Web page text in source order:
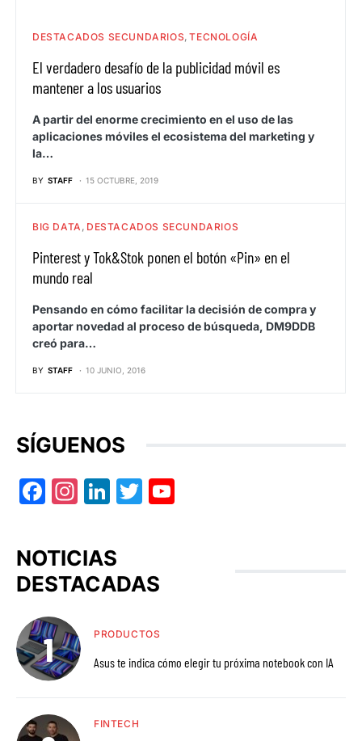
DESTACADOS SECUNDARIOS TECNOLOGÍA
El verdadero desafío de la publicidad móvil es
mantener a los usuarios
A partir del enorme crecimiento en el uso de las
aplicaciones móviles el ecosistema del marketing y
la…
BY STAFF 15 OCTUBRE, 2019
BIG DATA DESTACADOS SECUNDARIOS
Pinterest y Tok&Stok ponen el botón «Pin» en el
mundo real
Pensando en cómo facilitar la decisión de compra y
aportar novedad al proceso de búsqueda, DM9DDB
creó para…
BY STAFF 10 JUNIO, 2016
SÍGUENOS
Facebook
Instagram
LinkedIn
Twitter
NOTICIAS
DESTACADAS
PRODUCTOS
Asus te indica cómo elegir tu próxima notebook con IA
FINTECH